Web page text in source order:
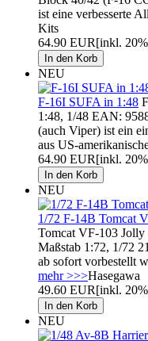
ist eine verbesserte
Kits
64.90 EUR[inkl.
NEU
F-16I SUFA in 1:48
1:48, 1/48 EAN:
(auch Viper) ist ein
aus US-
64.90 EUR[inkl.
NEU
1/72 F-14B Tomcat
Tomcat VF-103 Jolly
Maßstab 1:72, 1/72
ab sofort vorbestellt
mehr >>>Hasegawa
49.60 EUR[inkl.
NEU